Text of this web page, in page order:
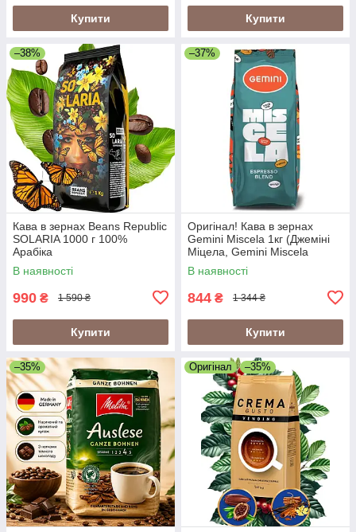
Купити Купити
–38%
Кава в зернах Beans Republic
SOLARIA 1000 г 100%
Арабіка
В наявності
990 ₴ 1 590 ₴
Купити
–37%
Оригінал! Кава в зернах
Gemini Miscela 1кг (Джеміні
Міцела, Gemini Miscela
Espresso), 60% арабіка/40%
робуста
В наявності
844 ₴ 1 344 ₴
Купити
–35% Оригінал –35%